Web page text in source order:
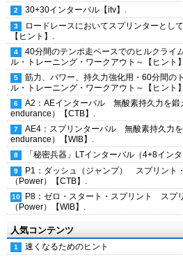
30+30インターバル【itv】.
ロードレースにおいてスプリンターとし
【ヒント】.
40分間のテンポ走ペースでのヒルクラ
ル・トレーニング・ワークアウト～【ヒント
筋力、パワー、持久力強化用・60分間
ル・トレーニング・ワークアウト～【ヒント
A2：AEインターバル 無酸素持久力を鍛
endurance）【CTB】.
AE4：スプリンターバル 無酸素持久力
endurance）【WIB】.
「秘密兵器」LTインターバル（4+8イン
P1：ダッシュ（ジャンプ） スプリント
（Power）【CTB】.
P8：ゼロ・スタート・スプリント スプ
（Power）【WIB】.
人気コンテンツ
速くなるためのヒント